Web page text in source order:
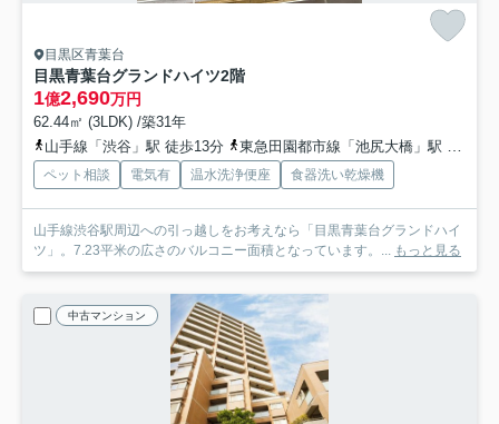
目黒区青葉台
目黒青葉台グランドハイツ2階
1億2,690万円
62.44㎡ (3LDK) /築31年
山手線「渋谷」駅 徒歩13分
東急田園都市線「池尻大橋」駅 徒歩11分
ペット相談 電気有 温水洗浄便座 食器洗い乾燥機
山手線渋谷駅周辺への引っ越しをお考えなら「目黒青葉台グランドハイ
ツ」。7.23平米の広さのバルコニー面積となっています。...
もっと見る
中古マンション